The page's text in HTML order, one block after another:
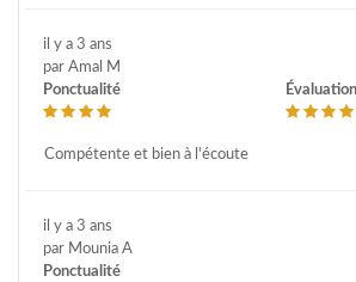
il y a 3 ans
par Amal M
Ponctualité
Compétente et bien à l'écoute
il y a 3 ans
par Mounia A
Ponctualité